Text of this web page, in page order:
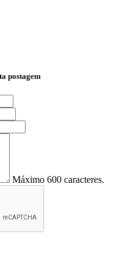
postagem
Máximo 600 caracteres.